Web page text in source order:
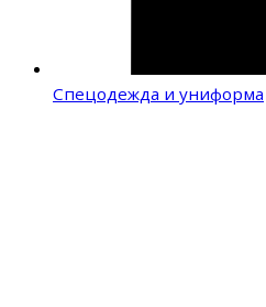
Спецодежда и униформа